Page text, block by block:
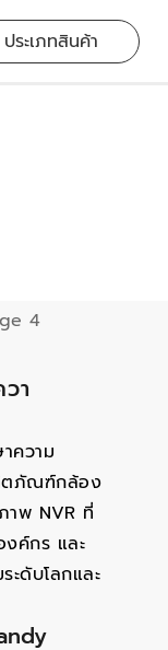
4
า
ความ
ตภัณฑ์กล้อง
าพ NVR ที่
งค์กร และ
ดับโลกและ